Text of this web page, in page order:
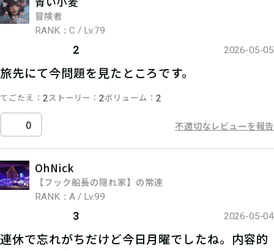
冒険者
RANK：C / Lv.79
2 2026-05-05
旅先にて今問題を見たところです。
てごたえ 2ストーリー 2ボリューム 2
0 不適切なレビューを報告
OhNick
【フック船長の隠れ家】の常連
RANK：A / Lv.99
3 2026-05-04
連休で忘れがちだけど今日月曜でしたね。内容的